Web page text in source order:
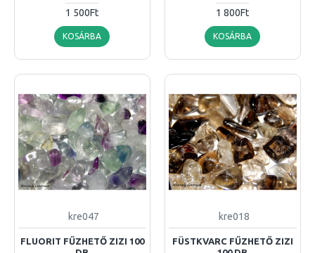
1 500Ft
KOSÁRBA
1 800Ft
KOSÁRBA
kre047
FLUORIT FŰZHETŐ ZIZI 100
kre018
FÜSTKVARC FŰZHETŐ ZIZI